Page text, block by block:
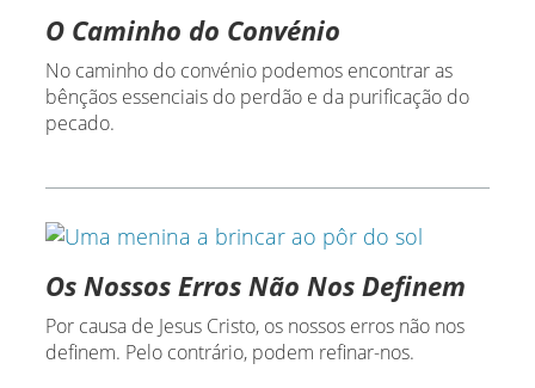
O Caminho do Convénio
No caminho do convénio podemos encontrar as
bênçãos essenciais do perdão e da purificação do
pecado.
Os Nossos Erros Não Nos Definem
Por causa de Jesus Cristo, os nossos erros não nos
definem. Pelo contrário, podem refinar-nos.